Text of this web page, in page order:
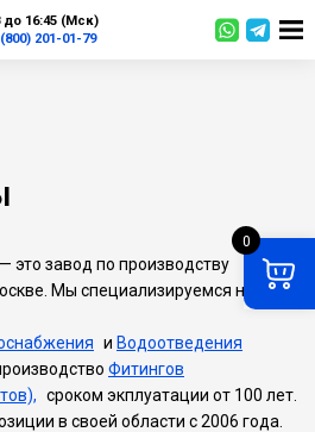
до 16:45 (Мск)
201-01-79
0
это завод по производству
Мы специализируемся на
и Водоотведения
Фитингов
сроком экплуатации от 100 лет.
в своей области с 2006 года.